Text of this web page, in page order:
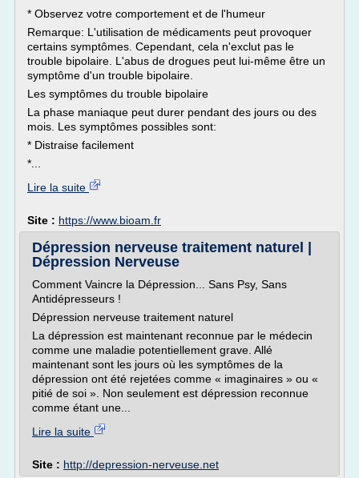
* Observez votre comportement et de l'humeur
Remarque: L'utilisation de médicaments peut provoquer
certains symptômes. Cependant, cela n'exclut pas le
trouble bipolaire. L'abus de drogues peut lui-même être un
symptôme d'un trouble bipolaire.
Les symptômes du trouble bipolaire
La phase maniaque peut durer pendant des jours ou des
mois. Les symptômes possibles sont:
* Distraise facilement
*...
Lire la suite
Site : https://www.bioam.fr
Dépression nerveuse traitement naturel |
Dépression Nerveuse
Comment Vaincre la Dépression... Sans Psy, Sans
Antidépresseurs !
Dépression nerveuse traitement naturel
La dépression est maintenant reconnue par le médecin
comme une maladie potentiellement grave. Allé
maintenant sont les jours où les symptômes de la
dépression ont été rejetées comme « imaginaires » ou «
pitié de soi ». Non seulement est dépression reconnue
comme étant une...
Lire la suite
Site : http://depression-nerveuse.net